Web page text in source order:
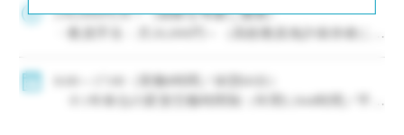
236,000円/月～（経験を考慮し優遇）
・教員手当：月26,000円～（高校教員免許保持者に一
・担任手当：月30,000円（担当校舎による）
・通勤手当：上限月55,000円／残業手当・休日出勤手
※1年単位の変形労働時間制（年間1,944時間／平均